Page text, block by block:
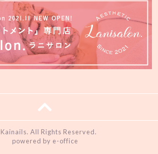
All Rights Reserved.
powered by e-office